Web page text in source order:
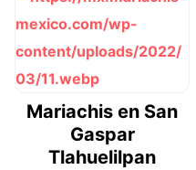
Mariachis en San
Gaspar
Tlahuelilpan